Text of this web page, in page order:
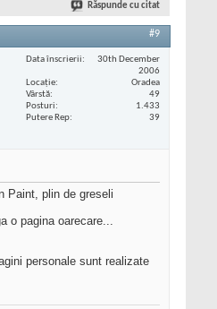
Răspunde cu citat
#9
Data înscrierii
30th December
2006
Locaţie
Oradea
Vârstă
49
Posturi
1.433
Putere Rep
39
Paint, plin de greseli
o pagina oarecare...
personale sunt realizate